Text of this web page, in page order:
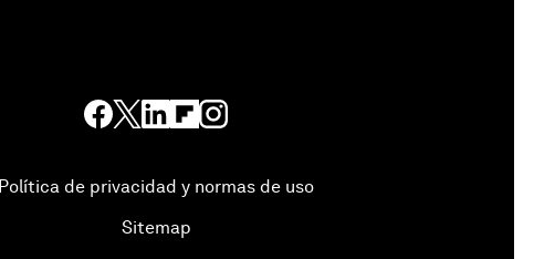
Política de privacidad y normas de uso
Sitemap